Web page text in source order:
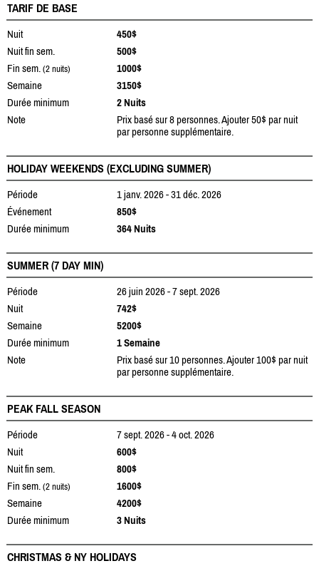
TARIF DE BASE
Nuit
450$
Nuit fin sem.
500$
Fin sem. (2 nuits)
1000$
Semaine
3150$
Durée minimum
2 Nuits
Note
Prix basé sur 8 personnes. Ajouter 50$ par nuit
par personne supplémentaire.
HOLIDAY WEEKENDS (EXCLUDING SUMMER)
Période
1 janv. 2026 - 31 déc. 2026
Événement
850$
Durée minimum
364 Nuits
SUMMER (7 DAY MIN)
Période
26 juin 2026 - 7 sept. 2026
Nuit
742$
Semaine
5200$
Durée minimum
1 Semaine
Note
Prix basé sur 10 personnes. Ajouter 100$ par nuit
par personne supplémentaire.
PEAK FALL SEASON
Période
7 sept. 2026 - 4 oct. 2026
Nuit
600$
Nuit fin sem.
800$
Fin sem. (2 nuits)
1600$
Semaine
4200$
Durée minimum
3 Nuits
CHRISTMAS & NY HOLIDAYS